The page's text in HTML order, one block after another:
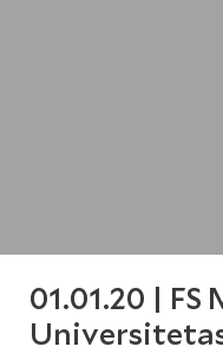
01.01.20 |